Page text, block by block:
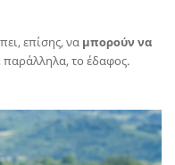
επίσης, να μπορούν να
παράλληλα, το έδαφος.